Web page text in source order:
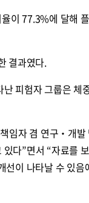
이 77.3%에 달해
결과였다.
피험자 그룹은 체
임자 겸 연구‧개발
다”면서 “자료를
이 나타날 수 있